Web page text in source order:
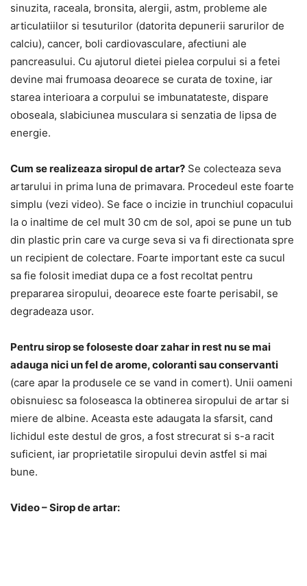
sinuzita, raceala, bronsita, alergii, astm, probleme ale
articulatiilor si tesuturilor (datorita depunerii sarurilor de
calciu), cancer, boli cardiovasculare, afectiuni ale
pancreasului. Cu ajutorul dietei pielea corpului si a fetei
devine mai frumoasa deoarece se curata de toxine, iar
starea interioara a corpului se imbunatateste, dispare
oboseala, slabiciunea musculara si senzatia de lipsa de
energie.
Cum se realizeaza siropul de artar? Se colecteaza seva
artarului in prima luna de primavara. Procedeul este foarte
simplu (vezi video). Se face o incizie in trunchiul copacului
la o inaltime de cel mult 30 cm de sol, apoi se pune un tub
din plastic prin care va curge seva si va fi directionata spre
un recipient de colectare. Foarte important este ca sucul
sa fie folosit imediat dupa ce a fost recoltat pentru
prepararea siropului, deoarece este foarte perisabil, se
degradeaza usor.
Pentru sirop se foloseste doar zahar in rest nu se mai
adauga nici un fel de arome, coloranti sau conservanti
(care apar la produsele ce se vand in comert). Unii oameni
obisnuiesc sa foloseasca la obtinerea siropului de artar si
miere de albine. Aceasta este adaugata la sfarsit, cand
lichidul este destul de gros, a fost strecurat si s-a racit
suficient, iar proprietatile siropului devin astfel si mai
bune.
Video – Sirop de artar: